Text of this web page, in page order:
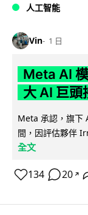
人工智能
Vin 1 日
Meta AI
大 AI 巨頭
Meta 承認，旗下
間，因評估夥伴
全文
134 20 ↗